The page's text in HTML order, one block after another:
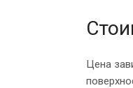
Цена